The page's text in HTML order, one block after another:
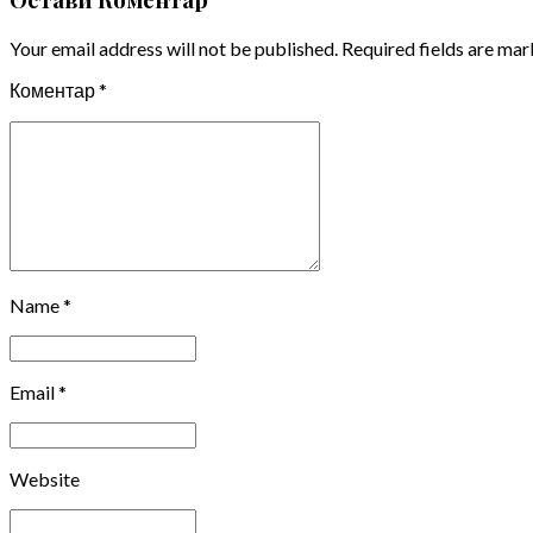
Your email address will not be published. Required fields are
Коментар*
Name *
Email *
Website